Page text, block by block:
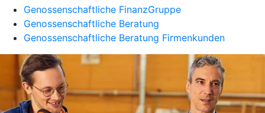
Genossenschaftliche FinanzGruppe
Genossenschaftliche Beratung
Genossenschaftliche Beratung Firmenkunden